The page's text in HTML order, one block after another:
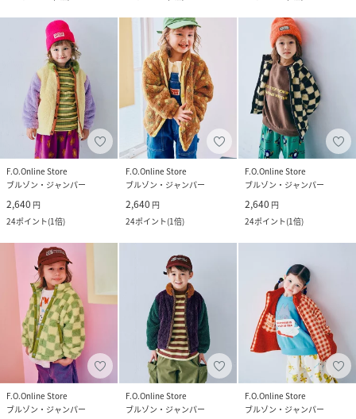
F.O.Online Store
ブルゾン・ジャンパー
2,640 円
24ポイント(1倍)
F.O.Online Store
ブルゾン・ジャンパー
2,640 円
24ポイント(1倍)
F.O.Online Store
ブルゾン・ジャンパー
2,640 円
24ポイント(1倍)
F.O.Online Store
ブルゾン・ジャンパー
F.O.Online Store
ブルゾン・ジャンパー
F.O.Online Store
ブルゾン・ジャンパー